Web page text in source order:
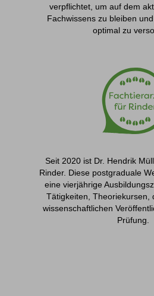
verpflichtet, um auf dem
Fachwissens zu bleiben
optimal zu
Seit 2020 ist Dr. Hendrik
Rinder. Diese postgraduale
eine vierjährige
Tätigkeiten, Theoriekursen,
wissenschaftlichen
Prüfung.